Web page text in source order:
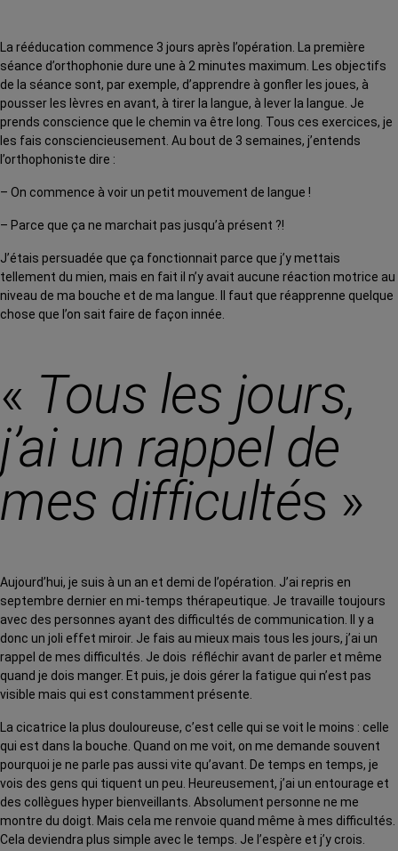
La rééducation commence 3 jours après l’opération. La première
séance d’orthophonie dure une à 2 minutes maximum. Les objectifs
de la séance sont, par exemple, d’apprendre à gonfler les joues, à
pousser les lèvres en avant, à tirer la langue, à lever la langue. Je
prends conscience que le chemin va être long. Tous ces exercices, je
les fais consciencieusement. Au bout de 3 semaines, j’entends
l’orthophoniste dire :
– On commence à voir un petit mouvement de langue !
– Parce que ça ne marchait pas jusqu’à présent ?!
J’étais persuadée que ça fonctionnait parce que j’y mettais
tellement du mien, mais en fait il n’y avait aucune réaction motrice au
niveau de ma bouche et de ma langue. Il faut que réapprenne quelque
chose que l’on sait faire de façon innée.
« Tous les jours,
j’ai un rappel de
mes difficultés »
Aujourd’hui, je suis à un an et demi de l’opération. J’ai repris en
septembre dernier en mi-temps thérapeutique. Je travaille toujours
avec des personnes ayant des difficultés de communication. Il y a
donc un joli effet miroir. Je fais au mieux mais tous les jours, j’ai un
rappel de mes difficultés. Je dois réfléchir avant de parler et même
quand je dois manger. Et puis, je dois gérer la fatigue qui n’est pas
visible mais qui est constamment présente.
La cicatrice la plus douloureuse, c’est celle qui se voit le moins : celle
qui est dans la bouche. Quand on me voit, on me demande souvent
pourquoi je ne parle pas aussi vite qu’avant. De temps en temps, je
vois des gens qui tiquent un peu. Heureusement, j’ai un entourage et
des collègues hyper bienveillants. Absolument personne ne me
montre du doigt. Mais cela me renvoie quand même à mes difficultés.
Cela deviendra plus simple avec le temps. Je l’espère et j’y crois.